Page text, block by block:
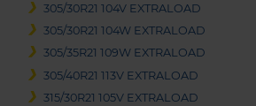
305/30R21 104V EXTRALOAD
305/30R21 104W EXTRALOAD
305/35R21 109W EXTRALOAD
305/40R21 113V EXTRALOAD
315/30R21 105V EXTRALOAD